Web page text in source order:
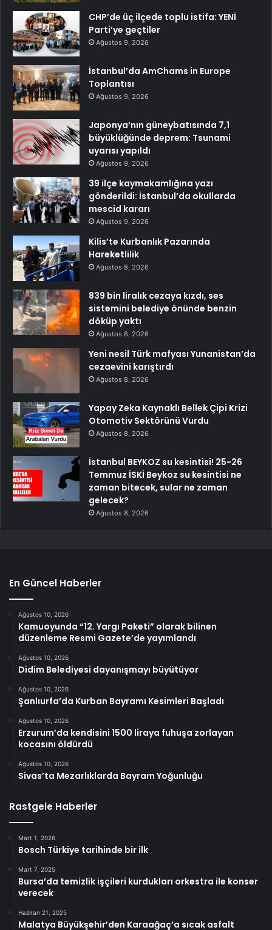
CHP’de üç ilçede toplu istifa: YENİ
Parti’ye geçtiler
Ağustos 9, 2026
İstanbul’da AmChams in Europe
Toplantısı
Ağustos 9, 2026
Japonya’nın güneybatısında 7,1
büyüklüğünde deprem: Tsunami
uyarısı yapıldı
Ağustos 9, 2026
39 ilçe kaymakamlığına yazı
gönderildi: İstanbul’da okullarda
mescid kararı
Ağustos 9, 2026
Kilis’te Kurbanlık Pazarında
Hareketlilik
Ağustos 8, 2026
839 bin liralık cezaya kızdı, ses
sistemini belediye önünde benzin
döküp yaktı
Ağustos 8, 2026
Yeni nesil Türk mafyası Yunanistan’da
cezaevini karıştırdı
Ağustos 8, 2026
Yapay Zeka Kaynaklı Bellek Çipi Krizi
Otomotiv Sektörünü Vurdu
Ağustos 8, 2026
İstanbul BEYKOZ su kesintisi! 25-26
Temmuz İSKİ Beykoz su kesintisi ne
zaman bitecek, sular ne zaman
gelecek?
Ağustos 8, 2026
En Güncel Haberler
Ağustos 10, 2026
Kamuoyunda “12. Yargı Paketi” olarak bilinen
düzenleme Resmi Gazete’de yayımlandı
Ağustos 10, 2026
Didim Belediyesi dayanışmayı büyütüyor
Ağustos 10, 2026
Şanlıurfa’da Kurban Bayramı Kesimleri Başladı
Ağustos 10, 2026
Erzurum’da kendisini 1500 liraya fuhuşa zorlayan
kocasını öldürdü
Ağustos 10, 2026
Sivas’ta Mezarlıklarda Bayram Yoğunluğu
Rastgele Haberler
Mart 1, 2026
Bosch Türkiye tarihinde bir ilk
Mart 7, 2025
Bursa’da temizlik işçileri kurdukları orkestra ile konser
verecek
Haziran 21, 2025
Malatya Büyükşehir’den Karaağaç’a sıcak asfalt